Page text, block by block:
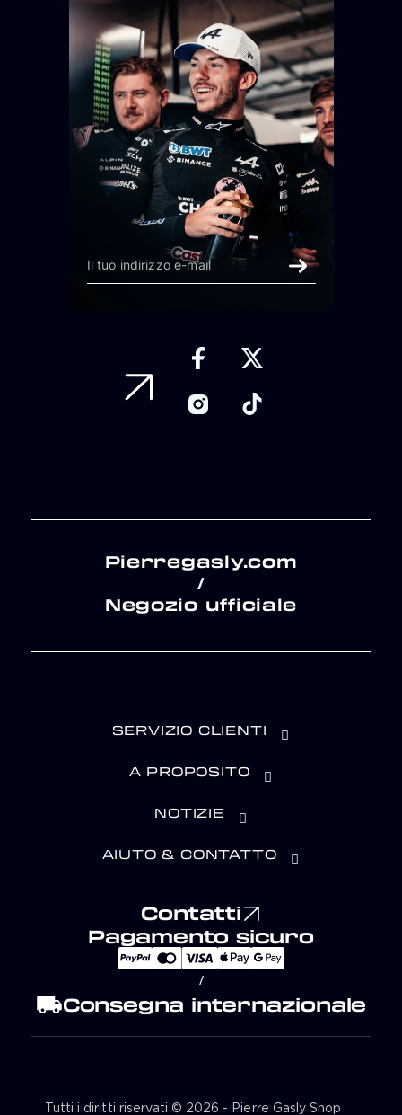
Pierregasly.com
/
Negozio ufficiale
SERVIZIO CLIENTI
A PROPOSITO
NOTIZIE
AIUTO & CONTATTO
Contatti
Pagamento sicuro
/
local_shippingConsegna internazionale
Tutti i diritti riservati © 2026 - Pierre Gasly Shop